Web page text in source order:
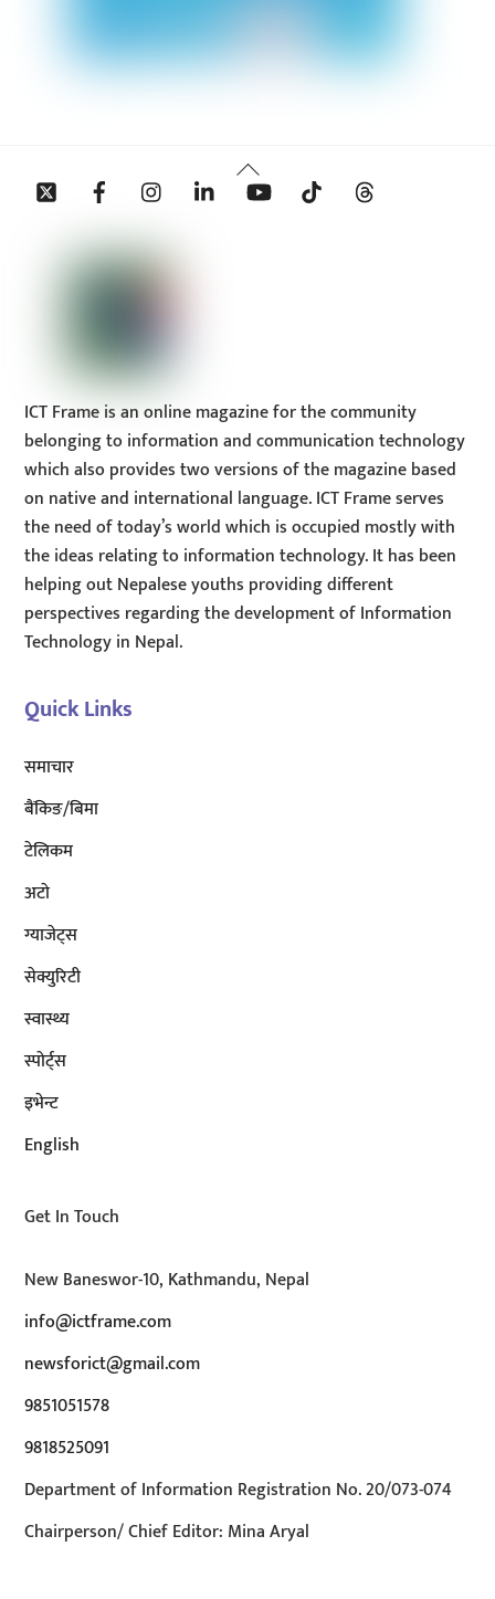
Back
To
Twitter Facebook InstagramLinkedin YouTube Tiktok
ICT Frame is an online magazine for the community
belonging to information and communication technology
which also provides two versions of the magazine based
on native and international language. ICT Frame serves
the need of today’s world which is occupied mostly with
the ideas relating to information technology. It has been
helping out Nepalese youths providing different
perspectives regarding the development of Information
Technology in Nepal.
Quick Links
समाचार
बैंकिङ/बिमा
टेलिकम
अटाे
ग्याजेट्स
सेक्युरिटी
स्वास्थ्य
स्पोर्ट्स
इभेन्ट
English
Get In Touch
New Baneswor-10, Kathmandu, Nepal
info@ictframe.com
newsforict@gmail.com
9851051578
9818525091
Department of Information Registration No. 20/073-074
Chairperson/ Chief Editor: Mina Aryal